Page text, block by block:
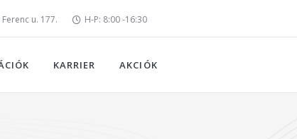
u. 177. H-P: 8:00 -16:30
KARRIER AKCIÓK